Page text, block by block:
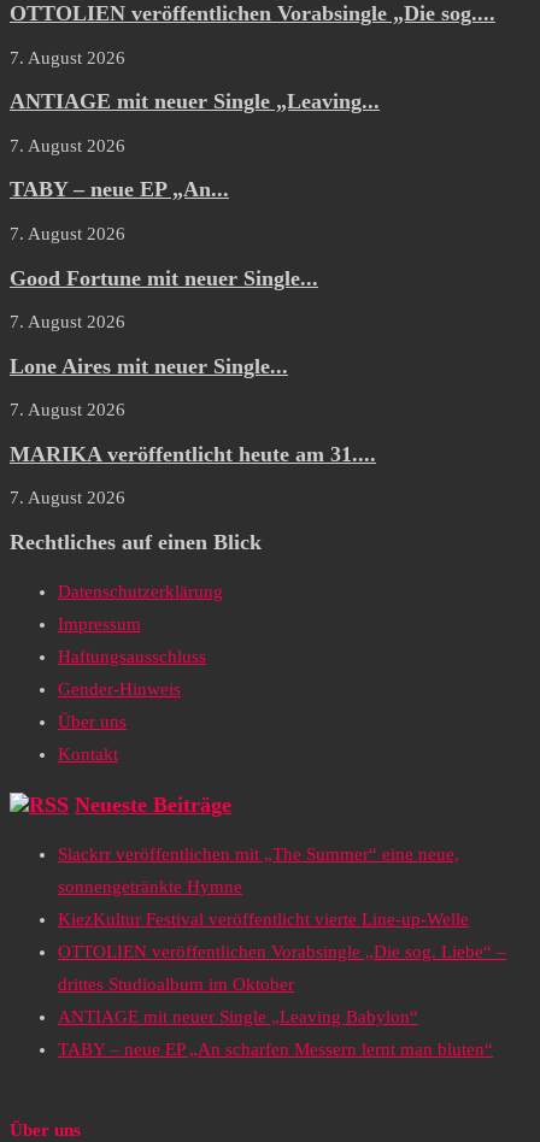
OTTOLIEN veröffentlichen Vorabsingle „Die sog....
7. August 2026
ANTIAGE mit neuer Single „Leaving...
7. August 2026
TABY – neue EP „An...
7. August 2026
Good Fortune mit neuer Single...
7. August 2026
Lone Aires mit neuer Single...
7. August 2026
MARIKA veröffentlicht heute am 31....
7. August 2026
Rechtliches auf einen Blick
Datenschutzerklärung
Impressum
Haftungsausschluss
Gender-Hinweis
Über uns
Kontakt
Neueste Beiträge
Slackrr veröffentlichen mit „The Summer“ eine neue,
sonnengetränkte Hymne
KiezKultur Festival veröffentlicht vierte Line-up-Welle
OTTOLIEN veröffentlichen Vorabsingle „Die sog. Liebe“ –
drittes Studioalbum im Oktober
ANTIAGE mit neuer Single „Leaving Babylon“
TABY – neue EP „An scharfen Messern lernt man bluten“
Über uns